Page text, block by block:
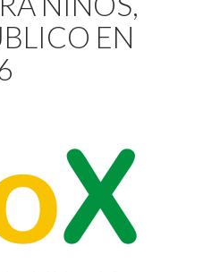
EN